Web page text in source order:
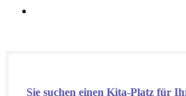
Sie suchen einen Kita-Platz für